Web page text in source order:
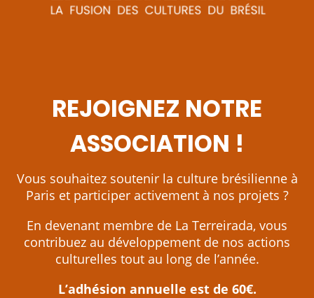
REJOIGNEZ NOTRE
ASSOCIATION !
Vous souhaitez soutenir la culture brésilienne à
Paris et participer activement à nos projets ?
En devenant membre de La Terreirada, vous
contribuez au développement de nos actions
culturelles tout au long de l’année.
L’adhésion annuelle est de 60€.